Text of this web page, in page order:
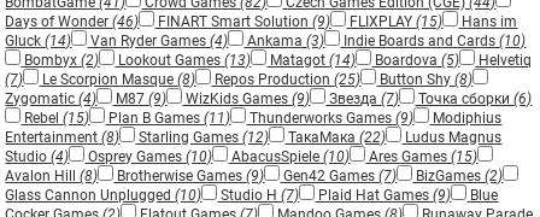
Days of Wonder(46) FINART Smart Solution(9) FLIXPLAY(15)
Hans im
Gluck(14) Van Ryder Games(4) Ankama(3) Indie Boards and Cards(10)
Bombyx(2) Lookout Games(13) Matagot(14) Boardova(5)
Helvetiq
(7)
Le Scorpion Masque(8) Repos Production(25) Button Shy(8)
Zygomatic(4) M87(9) WizKids Games(9) Звезда(7) Точка сборки(6)
Rebel(15) Plan B Games(11) Thunderworks Games(9)
Modiphius
Entertainment(8) Starling Games(12) ТакаМака(22)
Ludus Magnus
Studio(4) Osprey Games(10) AbacusSpiele(10) Ares Games(15)
Avalon Hill(8) Brotherwise Games(9) Gen42 Games(7) BizGames(2)
Glass Cannon Unplugged(10) Studio H(7) Plaid Hat Games(9)
Blue